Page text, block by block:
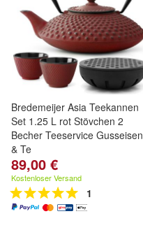
Bredemeijer Asia Teekannen
Set 1.25 L rot Stövchen 2
Becher Teeservice Gusseisen
& Te
89,00 €
Kostenloser Versand
1